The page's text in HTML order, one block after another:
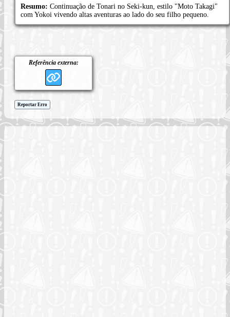
Resumo: Continuação de Tonari no Seki-kun, estilo "Moto Takagi"
com Yokoi vivendo altas aventuras ao lado do seu filho pequeno.
Referência externa:
Reportar Erro